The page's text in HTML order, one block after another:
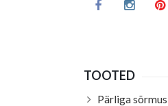
TOOTED
Pärliga sõrmus